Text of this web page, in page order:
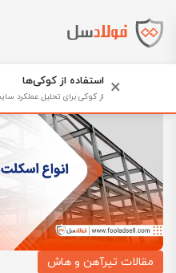
فولادسل
انواع اسکلت فلزی ساختمان
مقالات تیرآهن و هاش
× استفاده از کوکی‌ها
از کوکی برای تحلیل عملکرد